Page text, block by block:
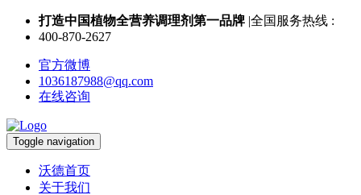
打造中国植物全营养调理剂第一品牌 |全国服务热线 :
400-870-2627
官方微博
1036187988@qq.com
在线咨询
Toggle navigation
沃德首页
关于我们